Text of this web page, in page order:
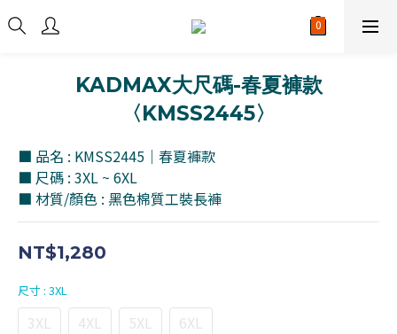
KADMAX大尺碼-春夏褲款
〈KMSS2445〉
■ 品名 : KMSS2445｜春夏褲款
■ 尺碼 : 3XL ~ 6XL
■ 材質/顏色 : 黑色棉質工裝長褲
NT$1,280
尺寸 : 3XL
3XL 4XL 5XL 6XL